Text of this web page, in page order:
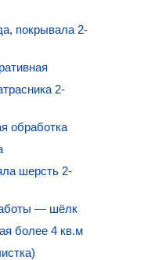
покрывала 2-
2-
обработка
шерсть 2-
— шёлк
более 4 кв.м